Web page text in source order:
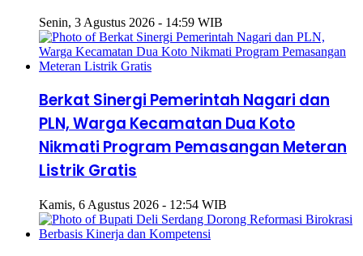
Senin, 3 Agustus 2026 - 14:59 WIB
Berkat Sinergi Pemerintah Nagari dan
PLN, Warga Kecamatan Dua Koto
Nikmati Program Pemasangan Meteran
Listrik Gratis
Kamis, 6 Agustus 2026 - 12:54 WIB